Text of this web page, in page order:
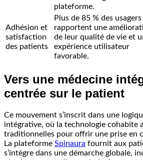
plateforme.
Adhésion et
satisfaction
des patients
Plus de 85 % des usagers
rapportent une
de leur qualité de vie et
expérience utilisateur
favorable.
Vers une médecine
centrée sur le patient
Ce mouvement s’inscrit dans une
intégrative, où la technologie cohabite
traditionnelles pour offrir une prise en
La plateforme Spinaura fournit aux
s’intègre dans une démarche globale,